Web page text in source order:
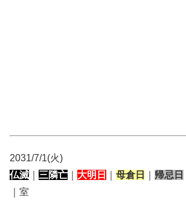
2031/7/1(火)
仏滅
三隣亡 大明日 母倉日 帰忌日
｜室